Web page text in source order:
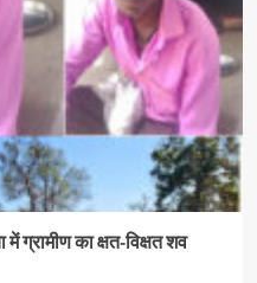
में ग्रामीण का क्षत-विक्षत शव